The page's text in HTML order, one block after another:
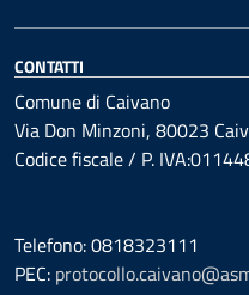
CONTATTI
Comune di Caivano
Via Don Minzoni, 80023
Codice fiscale / P.
Telefono: 0818323111
PEC: